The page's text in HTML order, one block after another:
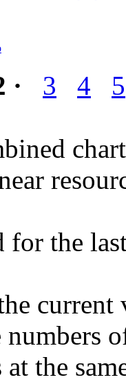
· 3 4 5
for the
the